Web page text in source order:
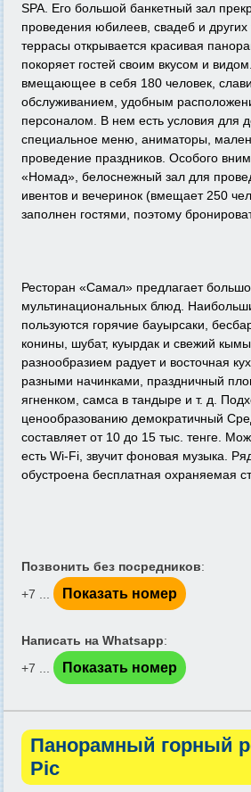
SPA. Его большой банкетный зал
проведения юбилеев, свадеб и других
террасы открывается красивая
покоряет гостей своим вкусом и
вмещающее в себя 180 человек,
обслуживанием, удобным
персоналом. В нем есть условия для
специальное меню, аниматоры,
проведение праздников. Особого
«Номад», белоснежный зал для
ивентов и вечеринок (вмещает 250
заполнен гостями, поэтому
Ресторан «Самал» предлагает
мультинациональных блюд.
пользуются горячие бауырсаки,
конины, шубат, куырдак и свежий
разнообразием радует и восточная
разными начинками, праздничный
ягненком, самса в тандыре и т. д.
ценообразованию демократичный
составляет от 10 до 15 тыс. тенге.
есть Wi-Fi, звучит фоновая музыка.
обустроена бесплатная охраняемая
Позвонить без посредников:
+7 ...
Показать номер
Написать на Whatsapp:
+7 ...
Показать номер
Панорамный горный
Pic